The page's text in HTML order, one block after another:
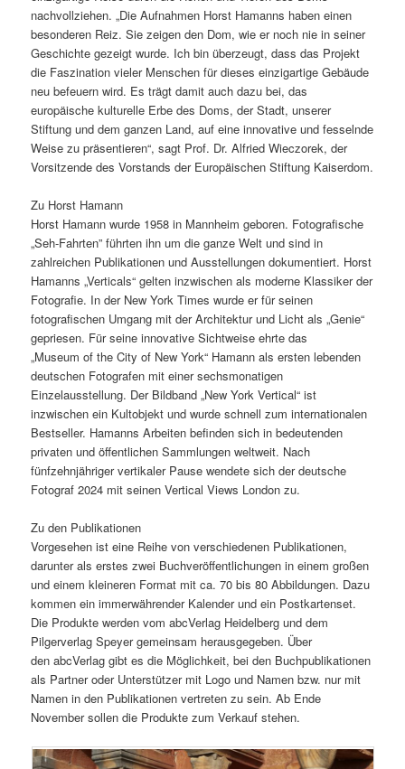
nachvollziehen. „Die Aufnahmen Horst Hamanns haben einen
besonderen Reiz. Sie zeigen den Dom, wie er noch nie in seiner
Geschichte gezeigt wurde. Ich bin überzeugt, dass das Projekt
die Faszination vieler Menschen für dieses einzigartige Gebäude
neu befeuern wird. Es trägt damit auch dazu bei, das
europäische kulturelle Erbe des Doms, der Stadt, unserer
Stiftung und dem ganzen Land, auf eine innovative und fesselnde
Weise zu präsentieren“, sagt Prof. Dr. Alfried Wieczorek, der
Vorsitzende des Vorstands der Europäischen Stiftung Kaiserdom.
Zu Horst Hamann
Horst Hamann wurde 1958 in Mannheim geboren. Fotografische
„Seh-Fahrten” führten ihn um die ganze Welt und sind in
zahlreichen Publikationen und Ausstellungen dokumentiert. Horst
Hamanns „Verticals“ gelten inzwischen als moderne Klassiker der
Fotografie. In der New York Times wurde er für seinen
fotografischen Umgang mit der Architektur und Licht als „Genie“
gepriesen. Für seine innovative Sichtweise ehrte das
„Museum of the City of New York“ Hamann als ersten lebenden
deutschen Fotografen mit einer sechsmonatigen
Einzelausstellung. Der Bildband „New York Vertical“ ist
inzwischen ein Kultobjekt und wurde schnell zum internationalen
Bestseller. Hamanns Arbeiten befinden sich in bedeutenden
privaten und öffentlichen Sammlungen weltweit. Nach
fünfzehnjähriger vertikaler Pause wendete sich der deutsche
Fotograf 2024 mit seinen Vertical Views London zu.
Zu den Publikationen
Vorgesehen ist eine Reihe von verschiedenen Publikationen,
darunter als erstes zwei Buchveröffentlichungen in einem großen
und einem kleineren Format mit ca. 70 bis 80 Abbildungen. Dazu
kommen ein immerwährender Kalender und ein Postkartenset.
Die Produkte werden vom abcVerlag Heidelberg und dem
Pilgerverlag Speyer gemeinsam herausgegeben. Über
den abcVerlag gibt es die Möglichkeit, bei den Buchpublikationen
als Partner oder Unterstützer mit Logo und Namen bzw. nur mit
Namen in den Publikationen vertreten zu sein. Ab Ende
November sollen die Produkte zum Verkauf stehen.